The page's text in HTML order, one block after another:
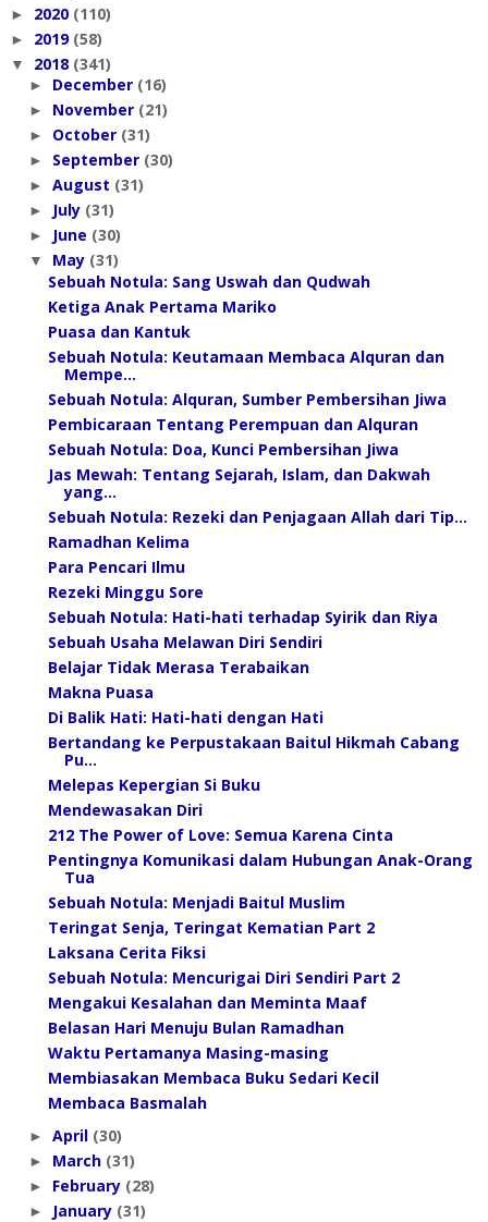
► 2020 (110)
► 2019 (58)
▼ 2018 (341)
► December (16)
► November (21)
► October (31)
► September (30)
► August (31)
► July (31)
► June (30)
▼ May (31)
Sebuah Notula: Sang Uswah dan Qudwah
Ketiga Anak Pertama Mariko
Puasa dan Kantuk
Sebuah Notula: Keutamaan Membaca Alquran dan
Mempe...
Sebuah Notula: Alquran, Sumber Pembersihan Jiwa
Pembicaraan Tentang Perempuan dan Alquran
Sebuah Notula: Doa, Kunci Pembersihan Jiwa
Jas Mewah: Tentang Sejarah, Islam, dan Dakwah
yang...
Sebuah Notula: Rezeki dan Penjagaan Allah dari Tip...
Ramadhan Kelima
Para Pencari Ilmu
Rezeki Minggu Sore
Sebuah Notula: Hati-hati terhadap Syirik dan Riya
Sebuah Usaha Melawan Diri Sendiri
Belajar Tidak Merasa Terabaikan
Makna Puasa
Di Balik Hati: Hati-hati dengan Hati
Bertandang ke Perpustakaan Baitul Hikmah Cabang
Pu...
Melepas Kepergian Si Buku
Mendewasakan Diri
212 The Power of Love: Semua Karena Cinta
Pentingnya Komunikasi dalam Hubungan Anak-Orang
Tua
Sebuah Notula: Menjadi Baitul Muslim
Teringat Senja, Teringat Kematian Part 2
Laksana Cerita Fiksi
Sebuah Notula: Mencurigai Diri Sendiri Part 2
Mengakui Kesalahan dan Meminta Maaf
Belasan Hari Menuju Bulan Ramadhan
Waktu Pertamanya Masing-masing
Membiasakan Membaca Buku Sedari Kecil
Membaca Basmalah
► April (30)
► March (31)
► February (28)
► January (31)